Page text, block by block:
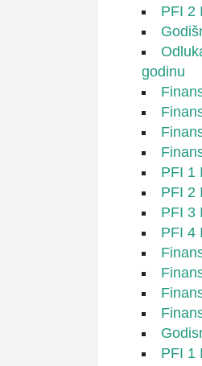
PFI 2
godinu
PFI 1
PFI 2
PFI 3
PFI 4
PFI 1